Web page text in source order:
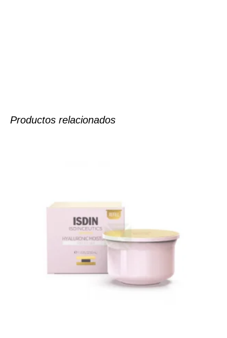
Productos relacionados